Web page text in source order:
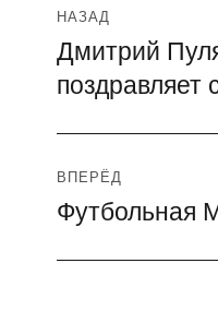
Навигация
по
записям
НАЗАД
Предыдущая
запись:
Дмитрий
поздравляет
ВПЕРЁД
Следующая
Футбольная